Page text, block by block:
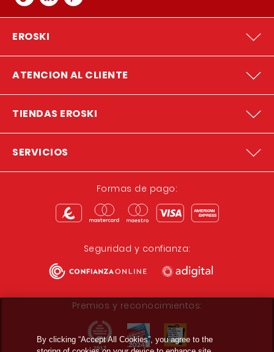
EROSKI
ATENCION AL CLIENTE
TIENDAS EROSKI
SERVICIOS
Formas de pago:
Seguridad y confianza:
Premios y reconocimientos:
By clicking “Accept All Cookies”, you agree to the